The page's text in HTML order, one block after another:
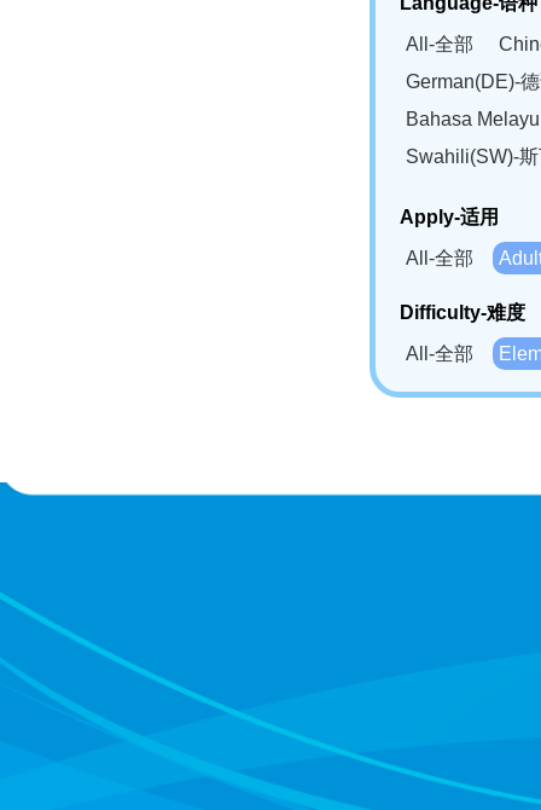
All-全部
German(DE)-
Bahasa
Swahili(SW)-
Apply-适用
All-全部
Difficulty-难度
All-全部